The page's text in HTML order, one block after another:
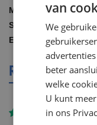
Meer
informatie
Gillette
8.00 STUKS
7702018323883
REVIEWS
van
We
beter
welke
U kunt
in ons